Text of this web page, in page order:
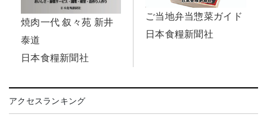
焼肉一代 叙々苑 新井
泰道
日本食糧新聞社
ご当地弁当惣菜ガイド
日本食糧新聞社
アクセスランキング